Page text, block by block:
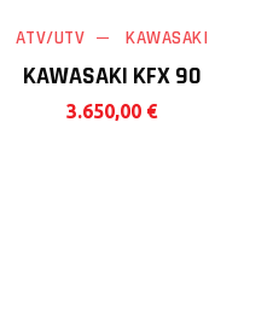
KAWASAKI KFX 90
ATV/UTV KAWASAKI
3.650,00 €